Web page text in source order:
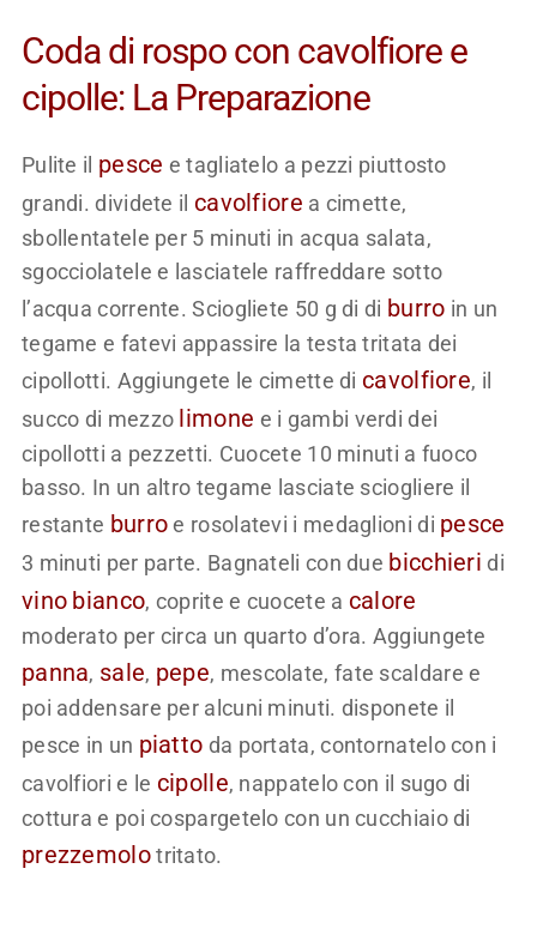
Coda di rospo con cavolfiore e
cipolle: La Preparazione
Pulite il pesce e tagliatelo a pezzi piuttosto
grandi. dividete il cavolfiore a cimette,
sbollentatele per 5 minuti in acqua salata,
sgocciolatele e lasciatele raffreddare sotto
l’acqua corrente. Sciogliete 50 g di di burro in un
tegame e fatevi appassire la testa tritata dei
cipollotti. Aggiungete le cimette di cavolfiore, il
succo di mezzo limone e i gambi verdi dei
cipollotti a pezzetti. Cuocete 10 minuti a fuoco
basso. In un altro tegame lasciate sciogliere il
restante burroe rosolatevi i medaglioni di pesce
3 minuti per parte. Bagnateli con due bicchieri di
vino bianco, coprite e cuocete a calore
moderato per circa un quarto d’ora. Aggiungete
panna, sale, pepe, mescolate, fate scaldare e
poi addensare per alcuni minuti. disponete il
pesce in un piatto da portata, contornatelo con i
cavolfiori e le cipolle, nappatelo con il sugo di
cottura e poi cospargetelo con un cucchiaio di
prezzemolotritato.